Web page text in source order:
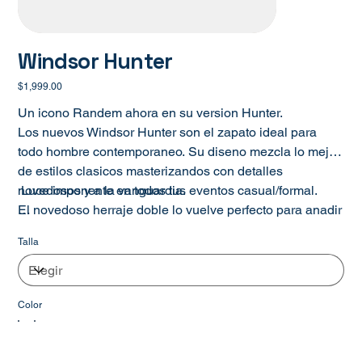
Windsor Hunter
Precio
$1,999.00
Un icono Randem ahora en su version Hunter.
Los nuevos Windsor Hunter son el zapato ideal para
todo hombre contemporaneo. Su diseno mezcla lo mejor
de estilos clasicos masterizandos con detalles
novedosos y a la vanguardia.
El novedoso herraje doble lo vuelve perfecto para anadir
Luce imponente en todos tus eventos casual/formal.
habiles extras en preparacion posteriores a la compra
Talla
Color